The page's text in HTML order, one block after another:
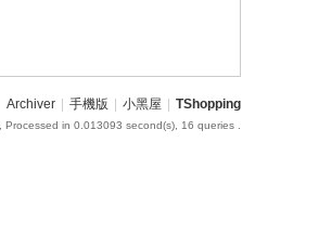
Archiver 手機版 小黑屋 TShopping
, Processed in 0.013093 second(s), 16 queries .